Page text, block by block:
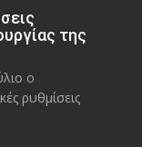
της
ο
ρυθμίσεις